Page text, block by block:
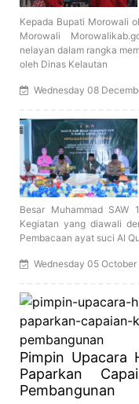
Kepada Bupati Morowali
Morowali
nelayan dalam rangka
oleh Dinas Kelautan
Wednesday 08
Besar Muhammad
Kegiatan yang diawali
Pembacaan ayat suci Al
Wednesday 05
Pimpin Upacara
Paparkan
Pembangunan